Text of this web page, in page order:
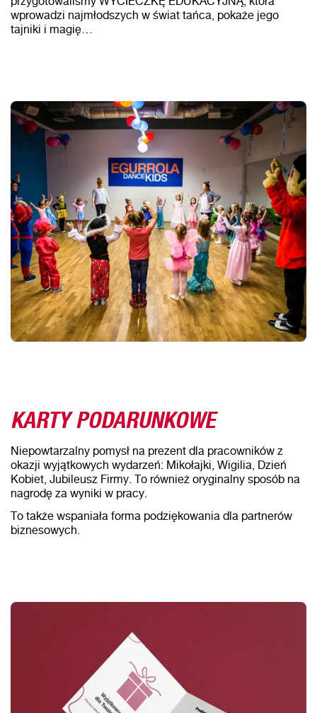
wprowadzi najmłodszych w świat tańca, pokaże jego
tajniki i magię…
KARTY PODARUNKOWE
Niepowtarzalny pomysł na prezent dla pracowników z
okazji wyjątkowych wydarzeń: Mikołajki, Wigilia, Dzień
Kobiet, Jubileusz Firmy. To również oryginalny sposób na
nagrodę za wyniki w pracy.
To także wspaniała forma podziękowania dla partnerów
biznesowych.